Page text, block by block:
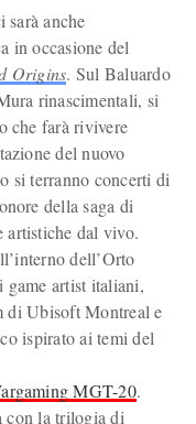
anche
in occasione del
Origins. Sul Baluardo
rinascimentali, si
che farà rivivere
del nuovo
si terranno concerti di
della saga di
artistiche dal vivo.
dell’Orto
game artist italiani,
di Ubisoft Montreal e
ispirato ai temi del
MGT-20.
con la trilogia di